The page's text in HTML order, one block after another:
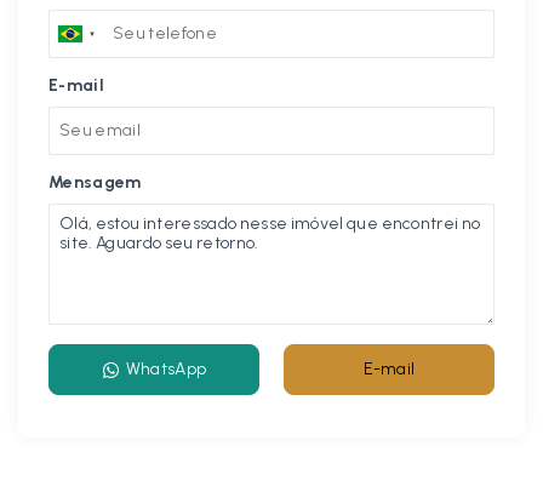
E-mail
Mensagem
WhatsApp E-mail